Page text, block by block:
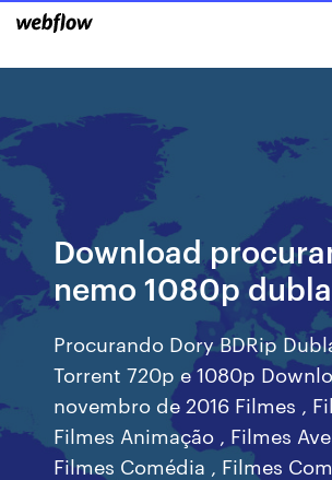
Download
nemo 1080p
Procurando Dory BDRip
Torrent 720p e 1080p
novembro de 2016 Filmes ,
Filmes Animação , Filmes
Filmes Comédia , Filmes